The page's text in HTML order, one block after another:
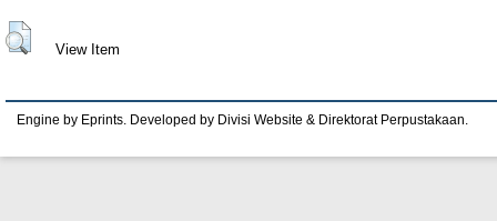
View Item
Engine by Eprints. Developed by Divisi Website & Direktorat Perpustakaan.